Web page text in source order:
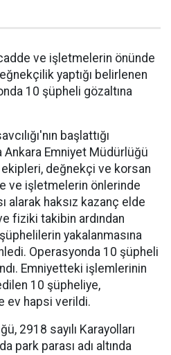
ve işletmelerin önünde
yaptığı belirlenen
10 şüpheli gözaltına
başlattığı
Emniyet Müdürlüğü
değnekçi ve korsan
ve işletmelerin önlerinde
alarak haksız kazanç elde
fiziki takibin ardından
yakalanmasına
Operasyonda 10 şüpheli
Emniyetteki işlemlerinin
10 şüpheliye,
ev hapsi verildi.
2918 sayılı Karayolları
park parası adı altında